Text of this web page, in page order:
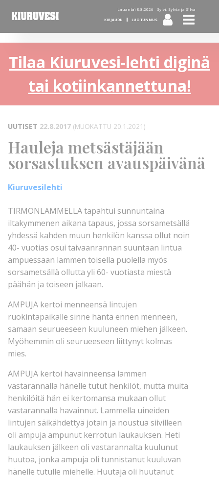
Lauantai 8.8.2026 - Sylvi, Sylvia ja Silva
KIRJAUDU LUO TUNNUS
Tilaa Kiuruvesi-lehti diginä
tai kotiinkannettuna!
UUTISET 22.8.2017 (MUOKATTU 20.1.2021)
Hauleja metsästäjään
sorsastuksen avauspäivänä
Kiuruvesilehti
TIRMONLAMMELLA tapahtui sunnuntaina
iltakymmenen aikana tapaus, jossa sorsametsällä
yhdessä kahden muun henkilön kanssa ollut noin
40- vuotias osui taivaanrannan suuntaan lintua
ampuessaan lammen toisella puolella myös
sorsametsällä ollutta yli 60- vuotiasta miestä
päähän ja toiseen jalkaan.
AMPUJA kertoi menneensä lintujen
ruokintapaikalle sinne häntä ennen menneen,
samaan seurueeseen kuuluneen miehen jälkeen.
Myöhemmin oli seurueeseen liittynyt kolmas
mies.
AMPUJA kertoi havainneensa lammen
vastarannalla hänelle tutut henkilöt, mutta muita
henkilöitä hän ei kertomansa mukaan ollut
vastarannalla havainnut. Lammella uineiden
lintujen säikähdettyä jotain ja noustua siivilleen
oli ampuja ampunut kerrotun laukauksen. Heti
laukauksen jälkeen oli vastarannalta kuulunut
huutoa, jonka ampuja oli tunnistanut kuuluvan
hänelle tutulle miehelle. Huutaja oli huutanut